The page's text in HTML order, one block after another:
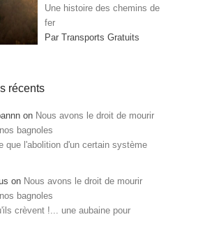
Une histoire des chemins de
fer
Par Transports Gratuits
récents
on Nous avons le droit de mourir
bagnoles
que l'abolition d'un certain système
on Nous avons le droit de mourir
bagnoles
crèvent !... une aubaine pour